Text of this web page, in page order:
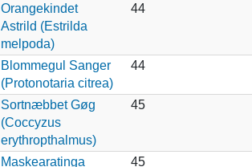
Orangekindet
Astrild (Estrilda
melpoda)
44
Blommegul Sanger
(Protonotaria citrea)
44
Sortnæbbet Gøg
(Coccyzus
erythropthalmus)
45
Maskearatinga
45